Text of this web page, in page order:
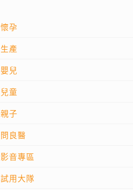
懷孕
生產
嬰兒
兒童
親子
問良醫
影音專區
試用大隊